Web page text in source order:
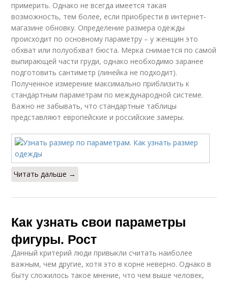
примерить. Однако не всегда имеется такая
возможность, тем более, если приобрести в интернет-
магазине обновку. Определение размера одежды
происходит по основному параметру – у женщин это
обхват или полуобхват бюста. Мерка снимается по самой
выпирающей части груди, однако необходимо заранее
подготовить сантиметр (линейка не подходит).
Полученное измерение максимально приблизить к
стандартным параметрам по международной системе.
Важно не забывать, что стандартные таблицы
представляют европейские и российские замеры.
Читать дальше →
Как узнать свои параметры
фигуры. Рост
Данный критерий люди привыкли считать наиболее
важным, чем другие, хотя это в корне неверно. Однако в
быту сложилось такое мнение, что чем выше человек,